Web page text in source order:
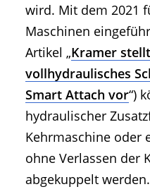
wird. Mit dem 2021
Maschinen
Artikel „Kramer
vollhydraulisches
Smart Attach vor“)
hydraulischer
Kehrmaschine oder
ohne Verlassen der
abgekuppelt werden.